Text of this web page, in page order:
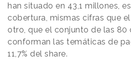
han situado en 43,1 millones,
cobertura, mismas cifras que
otro, que el conjunto de las 80
conforman las temáticas de
11,7% del share.